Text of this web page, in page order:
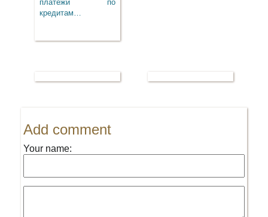
платежи по
кредитам…
Add comment
Your name: